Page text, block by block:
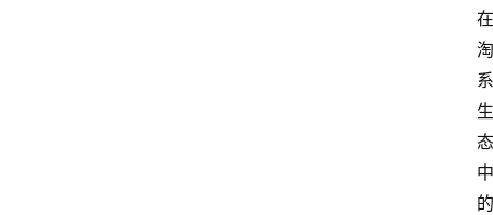
在
淘
系
生
态
中
的